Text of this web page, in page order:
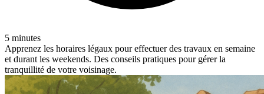
5 minutes
Apprenez les horaires légaux pour effectuer des travaux en semaine
et durant les weekends. Des conseils pratiques pour gérer la
tranquillité de votre voisinage.